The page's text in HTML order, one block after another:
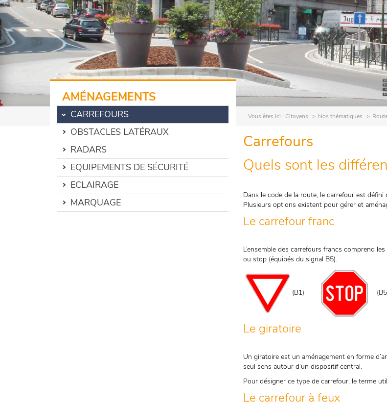
Vous êtes ici : Citoyens Nos thématiques
AMÉNAGEMENTS
CARREFOURS
OBSTACLES LATÉRAUX
RADARS
EQUIPEMENTS DE SÉCURITÉ
ECLAIRAGE
MARQUAGE
Carrefours
Quels sont les
Dans le code de la route, le carrefour est
Plusieurs options existent pour gérer et
Le carrefour franc
L’ensemble des carrefours francs comprend
ou stop (équipés du signal B5).
(B1)
Le giratoire
Un giratoire est un aménagement en forme
seul sens autour d’un dispositif central.
Pour désigner ce type de carrefour, le terme
Le carrefour à feux